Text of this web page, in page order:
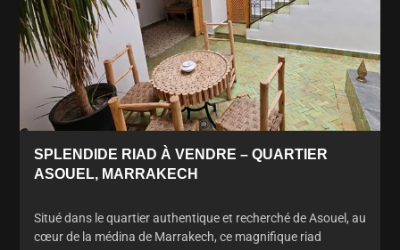
SPLENDIDE RIAD À VENDRE – QUARTIER
ASOUEL, MARRAKECH
Situé dans le quartier authentique et recherché de Asouel, au
cœur de la médina de Marrakech, ce magnifique riad